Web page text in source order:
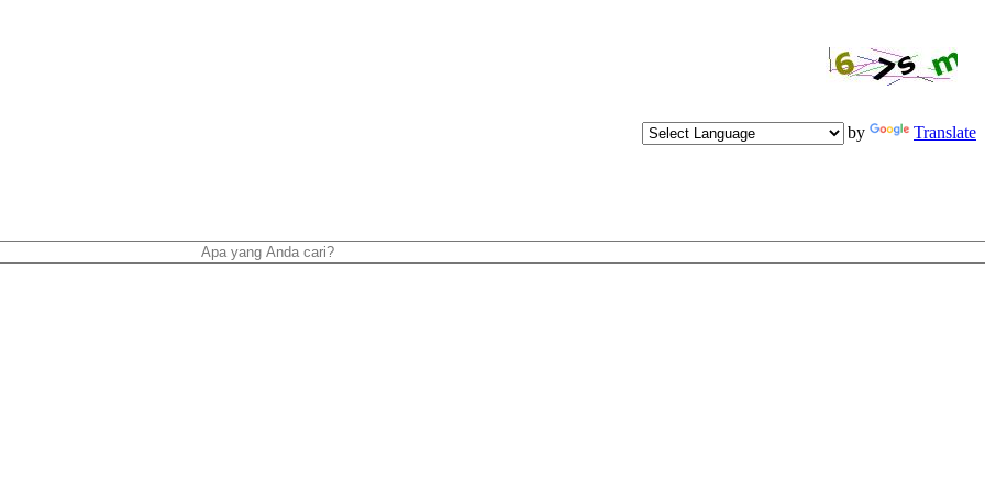
Powered by Translate